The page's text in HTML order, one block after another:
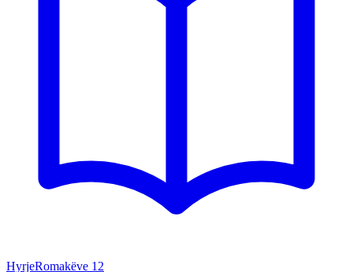
HyrjeRomakëve 12